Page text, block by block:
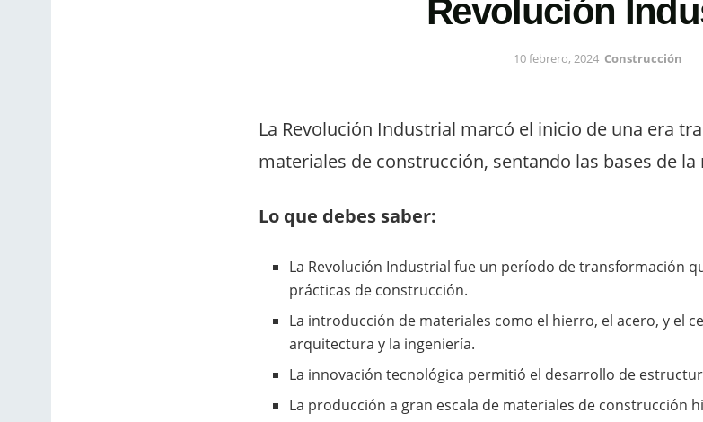
Revolución
10 febrero, 2024 Construcción
La Revolución Industrial marcó el inicio de una era
materiales de construcción, sentando las bases de
Lo que debes saber:
La Revolución Industrial fue un período de transformación
prácticas de construcción.
La introducción de materiales como el hierro, el acero, y el
arquitectura y la ingeniería.
La innovación tecnológica permitió el desarrollo de
La producción a gran escala de materiales de construcción